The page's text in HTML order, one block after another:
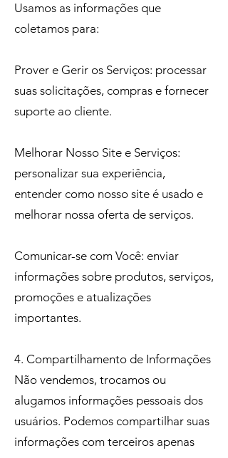
Usamos as informações que
coletamos para:
Prover e Gerir os Serviços: processar
suas solicitações, compras e fornecer
suporte ao cliente.
Melhorar Nosso Site e Serviços:
personalizar sua experiência,
entender como nosso site é usado e
melhorar nossa oferta de serviços.
Comunicar-se com Você: enviar
informações sobre produtos, serviços,
promoções e atualizações
importantes.
4. Compartilhamento de Informações
Não vendemos, trocamos ou
alugamos informações pessoais dos
usuários. Podemos compartilhar suas
informações com terceiros apenas